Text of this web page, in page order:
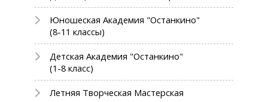
Юношеская Академия "Останкино"
(8-11 классы)
Детская Академия "Останкино"
(1-8 класс)
Летняя Творческая Мастерская